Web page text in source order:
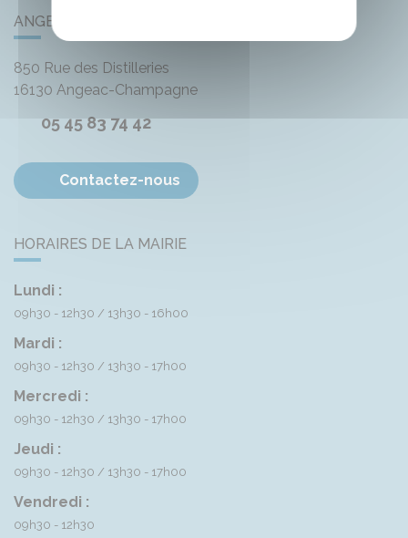
ANGEAC-CHAMPAGNE
850 Rue des Distilleries
16130 Angeac-Champagne
05 45 83 74 42
Contactez-nous
HORAIRES DE LA MAIRIE
Lundi :
09h30 - 12h30 13h30 - 16h00
Mardi :
09h30 - 12h30 13h30 - 17h00
Mercredi :
09h30 - 12h30 13h30 - 17h00
Jeudi :
09h30 - 12h30 13h30 - 17h00
Vendredi :
09h30 - 12h30